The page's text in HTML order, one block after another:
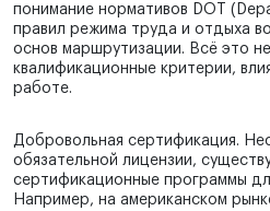
понимание нормативов DOT
правил режима труда и отдыха
основ маршрутизации. Всё это
квалификационные критерии,
работе.
Добровольная сертификация.
обязательной лицензии,
сертификационные программы
Например, на американском